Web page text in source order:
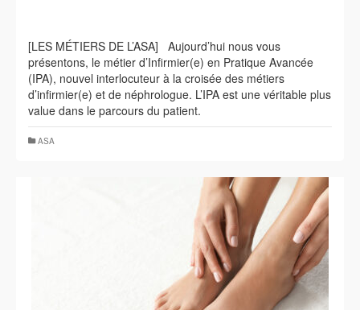
[LES MÉTIERS DE L’ASA] Aujourd’hui nous vous
présentons, le métier d’Infirmier(e) en Pratique Avancée
(IPA), nouvel interlocuteur à la croisée des métiers
d’infirmier(e) et de néphrologue. L’IPA est une véritable plus
value dans le parcours du patient.
ASA